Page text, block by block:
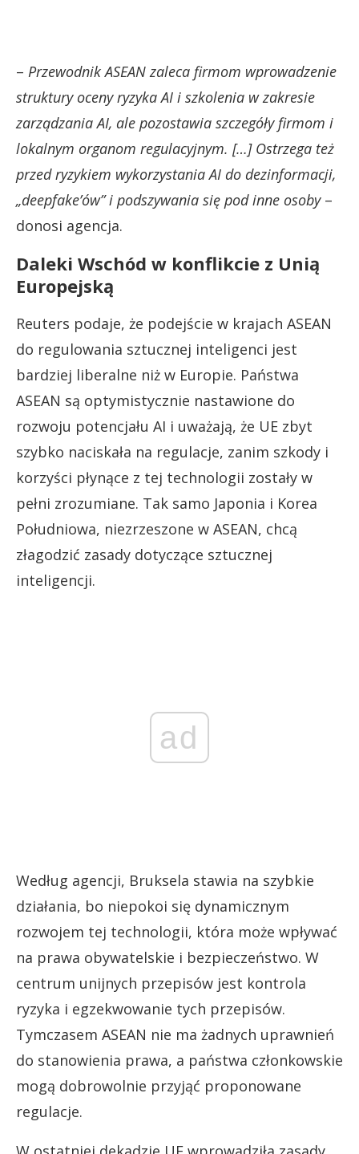
– Przewodnik ASEAN zaleca firmom wprowadzenie
struktury oceny ryzyka AI i szkolenia w zakresie
zarządzania AI, ale pozostawia szczegóły firmom i
lokalnym organom regulacyjnym. […] Ostrzega też
przed ryzykiem wykorzystania AI do dezinformacji,
„deepfake’ów” i podszywania się pod inne osoby–
donosi agencja.
Daleki Wschód w konflikcie z Unią
Europejską
Reuters podaje, że podejście w krajach ASEAN
do regulowania sztucznej inteligenci jest
bardziej liberalne niż w Europie. Państwa
ASEAN są optymistycznie nastawione do
rozwoju potencjału AI i uważają, że UE zbyt
szybko naciskała na regulacje, zanim szkody i
korzyści płynące z tej technologii zostały w
pełni zrozumiane. Tak samo Japonia i Korea
Południowa, niezrzeszone w ASEAN, chcą
złagodzić zasady dotyczące sztucznej
inteligencji.
ad
Według agencji, Bruksela stawia na szybkie
działania, bo niepokoi się dynamicznym
rozwojem tej technologii, która może wpływać
na prawa obywatelskie i bezpieczeństwo. W
centrum unijnych przepisów jest kontrola
ryzyka i egzekwowanie tych przepisów.
Tymczasem ASEAN nie ma żadnych uprawnień
do stanowienia prawa, a państwa członkowskie
mogą dobrowolnie przyjąć proponowane
regulacje.